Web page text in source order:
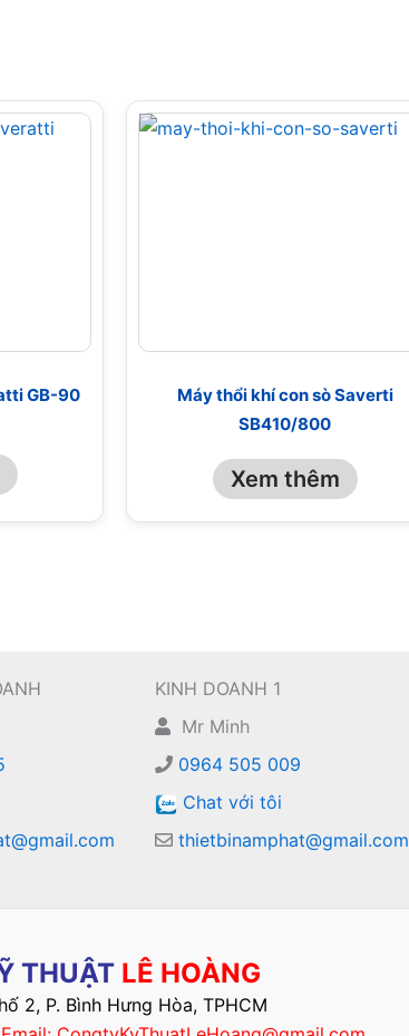
GB-90
Máy thổi khí con sò Saverti
SB410/800
Xem thêm
KINH DOANH 1
Mr Minh
0964 505 009
Chat với tôi
thietbinamphat@gmail.com
THUẬT LÊ HOÀNG
2, P. Bình Hưng Hòa, TPHCM